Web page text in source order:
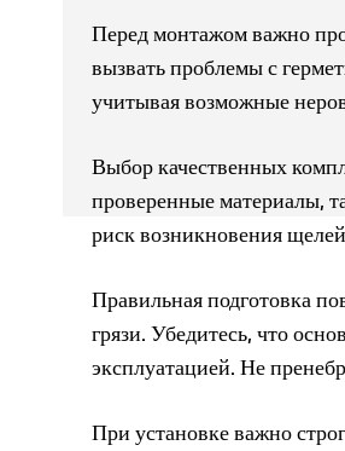
Перед монтажом важно
вызвать проблемы с
учитывая возможные
Выбор качественных
проверенные материалы,
риск возникновения
Правильная подготовка
грязи. Убедитесь, что
эксплуатацией. Не
При установке важно